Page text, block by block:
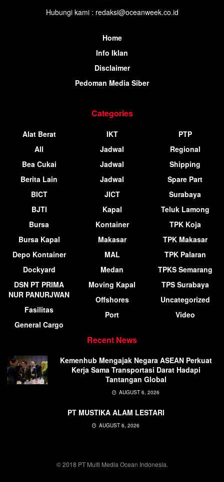
Hubungi kami : redaksi@oceanweek.co.id
Home
Info Iklan
Disclaimer
Pedoman Media Siber
Categories
Alat Berat
All
Bea Cukai
Berita Lain
BICT
BJTI
Bursa
Bursa Kapal
Depo Kontainer
Dockyard
DSN PT PRIMA
NUR PANURJWAN
Fasilitas
General Cargo
IKT
Jadwal
Jadwal
Jadwal
JICT
Kapal
Kontainer
Makasar
MAL
Medan
Moving Kapal
Offshores
Port
PTP
Regional
Shipping
Spare Part
Surabaya
Teluk Lamong
TPK Koja
TPK Makasar
TPK Palaran
TPKS Semarang
TPS Surabaya
Uncategorized
Video
Recent News
Kemenhub Mengajak Negara ASEAN Perkuat
Kerja Sama Transportasi Darat Hadapi
Tantangan Global
AUGUST 6, 2026
PT MUSTIKA ALAM LESTARI
AUGUST 6, 2026
© 2018 PT Multi Media Ocean Indonesia.